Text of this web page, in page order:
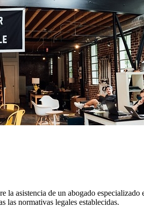
asistencia de un abogado
las normativas legales establecidas.